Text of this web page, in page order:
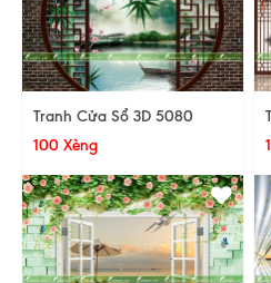
Tranh Cửa Sổ 3D 5080
100 Xèng